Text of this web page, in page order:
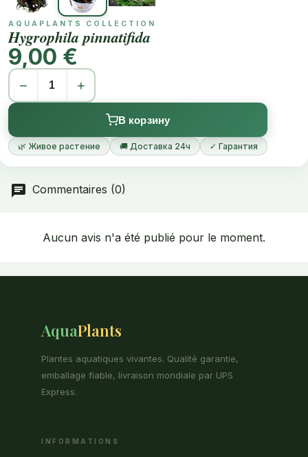
AQUAPLANTS COLLECTION
Hygrophila pinnatifida
9,00 €
− +
В корзину
🌿 Живое растение 🚚 Доставка 24ч ✓ Гарантия
Commentaires (0)
Aucun avis n'a été publié pour le moment.
AquaPlants
Plantes aquatiques vivantes. Qualité garantie,
emballage fiable, livraison mondiale par UPS
Express.
INFORMATIONS